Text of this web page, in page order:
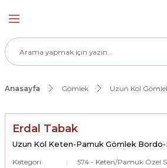
Anasayfa Gömlek Uzun Kol
Erdal Tabak
Uzun Kol Keten-Pamuk Gömlek
Kategori
574 - Keten/Pamuk Özel